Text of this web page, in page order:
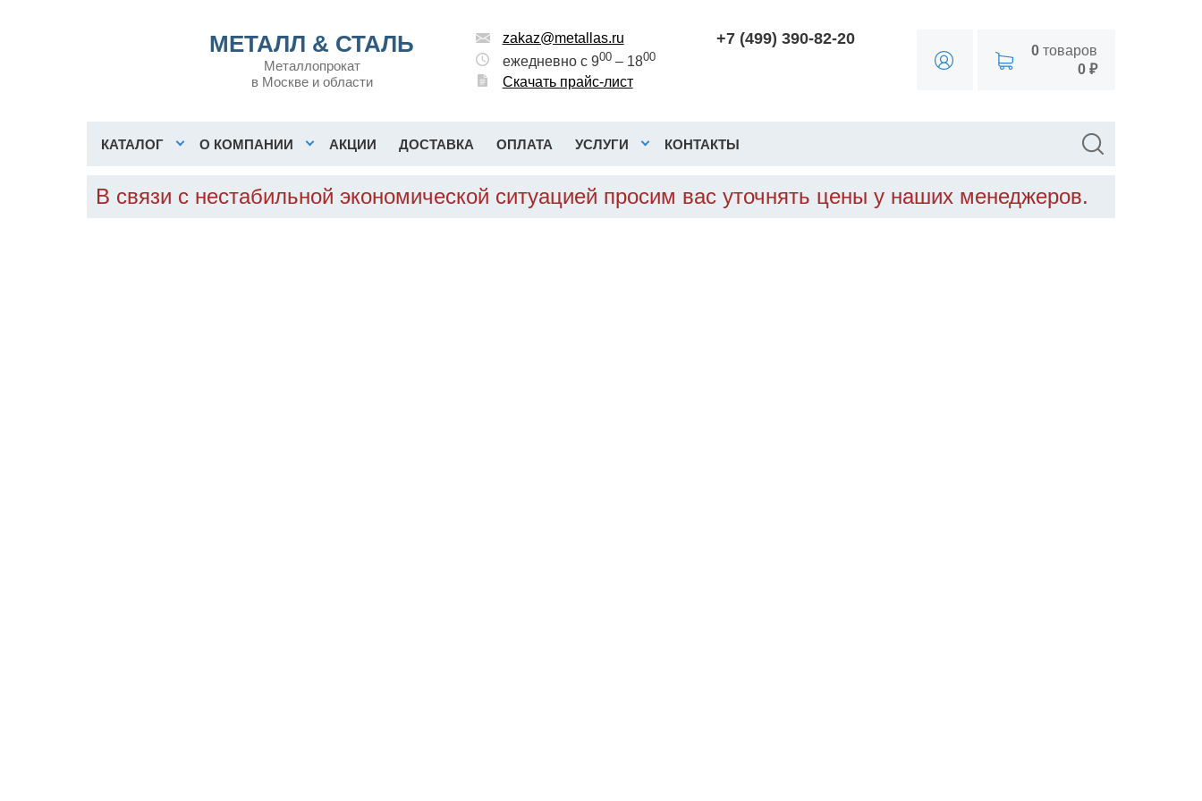
МЕТАЛЛ & СТАЛЬ
Металлопрокат
в Москве и области
zakaz@metallas.ru
ежедневно с 900– 1800
Скачать прайс-лист
+7 (499) 390-82-20
0товаров
0 ₽
КАТАЛОГ О КОМПАНИИ АКЦИИ ДОСТАВКА ОПЛАТА УСЛУГИ КОНТАКТЫ
В связи с нестабильной экономической ситуацией просим вас уточнять цены у наших менеджеров.